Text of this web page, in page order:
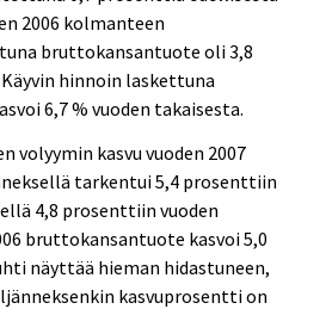
2006 kolmanteen
bruttokansantuote oli 3,8
hinnoin laskettuna
6,7 % vuoden takaisesta.
volyymin kasvu vuoden 2007
tarkentui 5,4 prosenttiin
4,8 prosenttiin vuoden
bruttokansantuote kasvoi 5,0
näyttää hieman hidastuneen,
kasvuprosentti on